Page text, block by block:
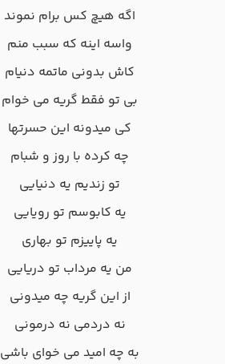
اگه هیچ کس برام نموند
واسه اینه که سبب منم
کاش بدونی ماتمه دنیام
بی تو فقط گریه می خوام
کی میدونه این حسرتها
چه کرده با روز و شبام
تو زندیم یه دنیایی
یه کابوسم تو رویایی
یه پاییزم تو بهاری
من یه مرداب تو دریایی
از این گریه چه میدونی
نه دردمی نه درمونی
به چه امید می خوای باشی